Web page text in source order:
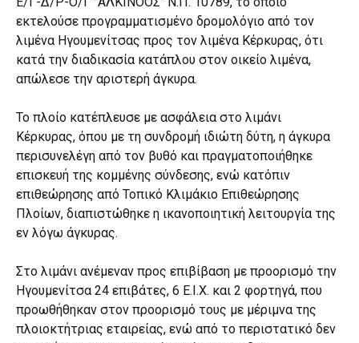
εκτελούσε προγραμματισμένο δρομολόγιο από τον
λιμένα Ηγουμενίτσας προς τον λιμένα Κέρκυρας, ότι
κατά την διαδικασία κατάπλου στον οικείο λιμένα,
απώλεσε την αριστερή άγκυρα.
Το πλοίο κατέπλευσε με ασφάλεια στο λιμάνι
Κέρκυρας, όπου με τη συνδρομή ιδιώτη δύτη, η άγκυρα
περισυνελέγη από τον βυθό και πραγματοποιήθηκε
επισκευή της κομμένης σύνδεσης, ενώ κατόπιν
επιθεώρησης από Τοπικό Κλιμάκιο Επιθεώρησης
Πλοίων, διαπιστώθηκε η ικανοποιητική λειτουργία της
εν λόγω άγκυρας.
Στο λιμάνι ανέμεναν προς επιβίβαση με προορισμό την
Ηγουμενίτσα 24 επιβάτες, 6 Ε.Ι.Χ. και 2 φορτηγά, που
προωθήθηκαν στον προορισμό τους με μέριμνα της
πλοιοκτήτριας εταιρείας, ενώ από το περιστατικό δεν